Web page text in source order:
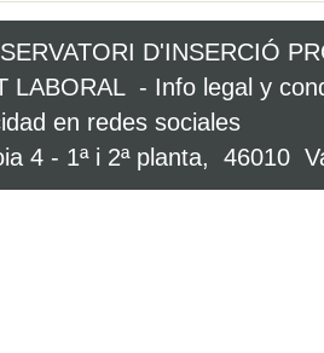
Herramientas
de 06/11/2017 a 01/12/
2017 a 05/11/2017.
Las ventajas de
D'INSERCIÓ
LABORAL - Info legal y
en redes sociales
4 - 1ª i 2ª planta, 46010